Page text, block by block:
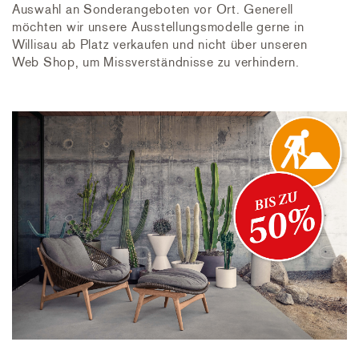
Auswahl an Sonderangeboten vor Ort. Generell
möchten wir unsere Ausstellungsmodelle gerne in
Willisau ab Platz verkaufen und nicht über unseren
Web Shop, um Missverständnisse zu verhindern.